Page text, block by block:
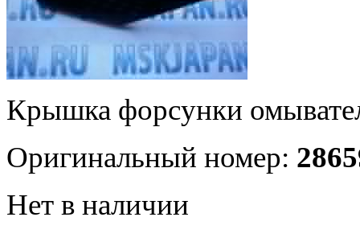
Крышка форсунки
Оригинальный номер:
Нет в наличии